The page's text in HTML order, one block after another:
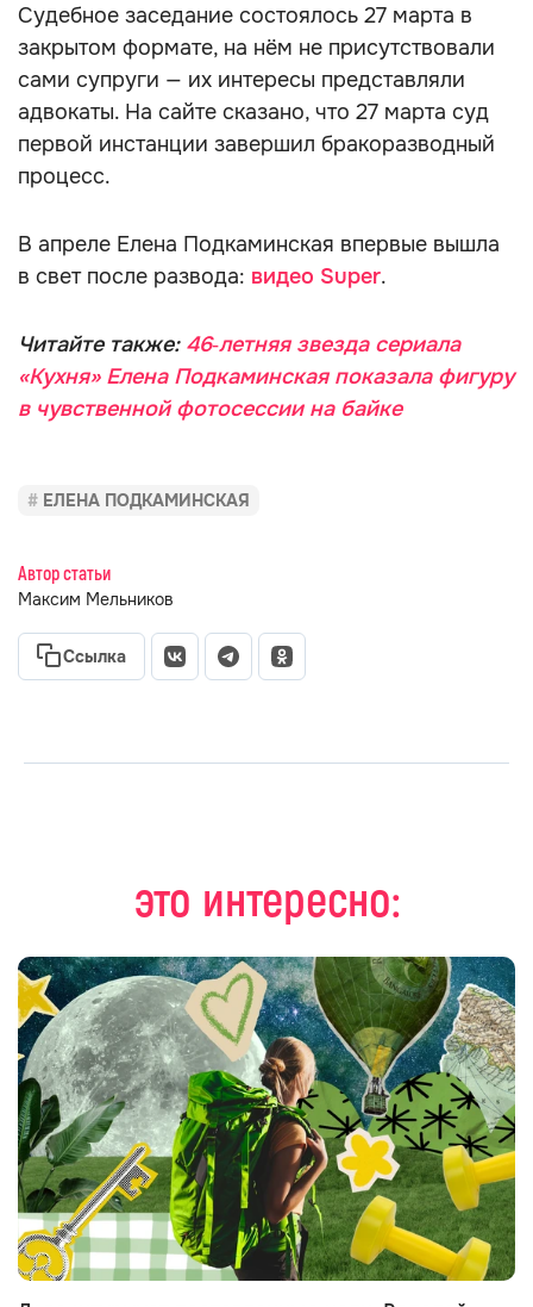
Судебное заседание состоялось 27 марта в
закрытом формате, на нём не присутствовали
сами супруги — их интересы представляли
адвокаты. На сайте сказано, что 27 марта суд
первой инстанции завершил бракоразводный
процесс.
В апреле Елена Подкаминская впервые вышла
в свет после развода: видео Super.
Читайте также:46‑летняя звезда сериала
«Кухня» Елена Подкаминская показала фигуру
в чувственной фотосессии на байке
ЕЛЕНА ПОДКАМИНСКАЯ
Автор статьи
Максим Мельников
Ссылка
это интересно: